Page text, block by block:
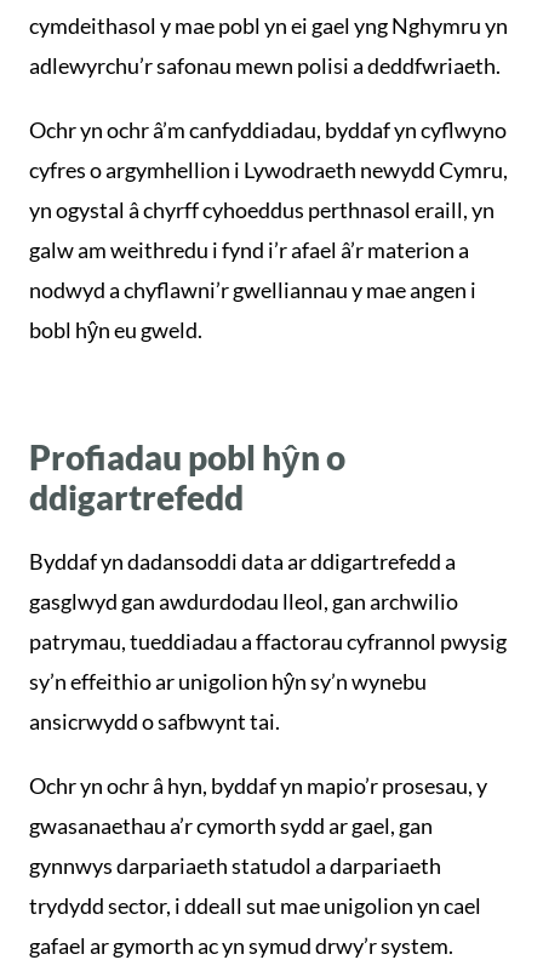
cymdeithasol y mae pobl yn ei gael yng Nghymru yn
adlewyrchu’r safonau mewn polisi a deddfwriaeth.
Ochr yn ochr â’m canfyddiadau, byddaf yn cyflwyno
cyfres o argymhellion i Lywodraeth newydd Cymru,
yn ogystal â chyrff cyhoeddus perthnasol eraill, yn
galw am weithredu i fynd i’r afael â’r materion a
nodwyd a chyflawni’r gwelliannau y mae angen i
bobl hŷn eu gweld.
Profiadau pobl hŷn o
ddigartrefedd
Byddaf yn dadansoddi data ar ddigartrefedd a
gasglwyd gan awdurdodau lleol, gan archwilio
patrymau, tueddiadau a ffactorau cyfrannol pwysig
sy’n effeithio ar unigolion hŷn sy’n wynebu
ansicrwydd o safbwynt tai.
Ochr yn ochr â hyn, byddaf yn mapio’r prosesau, y
gwasanaethau a’r cymorth sydd ar gael, gan
gynnwys darpariaeth statudol a darpariaeth
trydydd sector, i ddeall sut mae unigolion yn cael
gafael ar gymorth ac yn symud drwy’r system.